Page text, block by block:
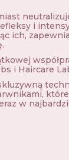
i
ich,
i Haircare
w